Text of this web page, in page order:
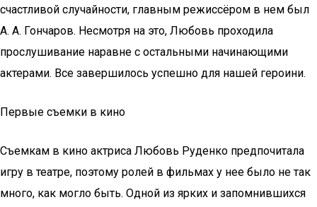
счастливой случайности, главным режиссёром в нем был
А. А. Гончаров. Несмотря на это, Любовь проходила
прослушивание наравне с остальными начинающими
актерами. Все завершилось успешно для нашей героини.
Первые съемки в кино
Съемкам в кино актриса Любовь Руденко предпочитала
игру в театре, поэтому ролей в фильмах у нее было не так
много, как могло быть. Одной из ярких и запомнившихся